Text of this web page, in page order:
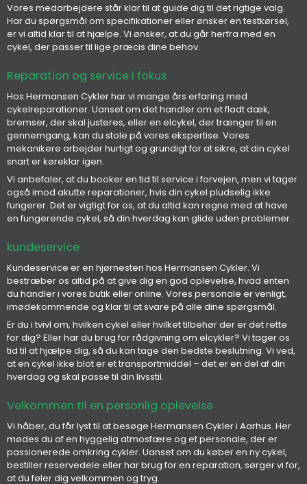
Vores medarbejdere står klar til at guide dig til det rigtige valg.
Har du spørgsmål om specifikationer eller ønsker en testkørsel,
er vi altid klar til at hjælpe. Vi ønsker, at du går herfra med en
cykel, der passer til lige præcis dine behov.
Reparation og service i fokus
Hos Hermansen Cykler har vi mange års erfaring med
cykelreparationer. Uanset om det handler om et fladt dæk,
bremser, der skal justeres, eller en elcykel, der trænger til en
gennemgang, kan du stole på vores ekspertise. Vores
mekanikere arbejder hurtigt og grundigt for at sikre, at din cykel
snart er køreklar igen.
Vi anbefaler, at du booker en tid til service i forvejen, men vi tager
også imod akutte reparationer, hvis din cykel pludselig ikke
fungerer. Det er vigtigt for os, at du altid kan regne med at have
en fungerende cykel, så din hverdag kan glide uden problemer.
kundeservice
Kundeservice er en hjørnesten hos Hermansen Cykler. Vi
bestræber os altid på at give dig en god oplevelse, hvad enten
du handler i vores butik eller online. Vores personale er venligt,
imødekommende og klar til at svare på alle dine spørgsmål.
Er du i tvivl om, hvilken cykel eller hvilket tilbehør der er det rette
for dig? Eller har du brug for rådgivning om elcykler? Vi tager os
tid til at hjælpe dig, så du kan tage den bedste beslutning. Vi ved,
at en cykel ikke blot er et transportmiddel – det er en del af din
hverdag og skal passe til din livsstil.
Velkommen til en personlig oplevelse
Vi håber, du får lyst til at besøge Hermansen Cykler i Aarhus. Her
mødes du af en hyggelig atmosfære og et personale, der er
passionerede omkring cykler. Uanset om du køber en ny cykel,
bestiller reservedele eller har brug for en reparation, sørger vi for,
at du føler dig velkommen og tryg.